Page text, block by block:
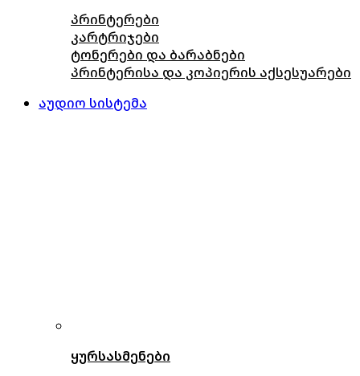
პრინტერები
კარტრიჯები
ტონერები და ბარაბნები
პრინტერისა და კოპიერის აქსესუარები
აუდიო სისტემა
ყურსასმენები